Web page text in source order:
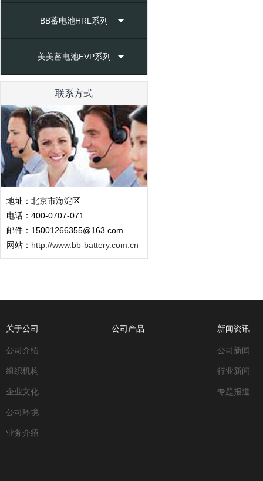
BB蓄电池HRL系列
美美蓄电池EVP系列
联系方式
地址：北京市海淀区
电话：400-0707-071
邮件：15001266355@163.com
网站： http://www.bb-battery.com.cn
关于公司
公司介绍
组织机构
企业文化
公司环境
业务介绍
公司产品 新闻资讯
公司新闻
行业新闻
专题报道